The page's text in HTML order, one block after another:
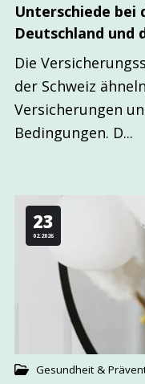
Unter­schiede bei
Deutsch­land und
Die
der Schweiz
Versicherungen
Bedingungen. D...
23
02.2026
Gesundheit &